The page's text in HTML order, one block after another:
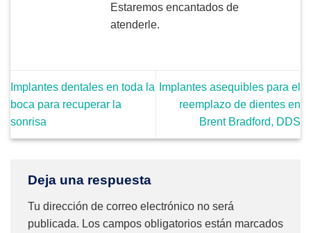
Estaremos encantados de
atenderle.
Implantes dentales en toda la
boca para recuperar la
sonrisa
Implantes asequibles para el
reemplazo de dientes en
Brent Bradford, DDS
Deja una respuesta
Tu dirección de correo electrónico no será
publicada. Los campos obligatorios están marcados